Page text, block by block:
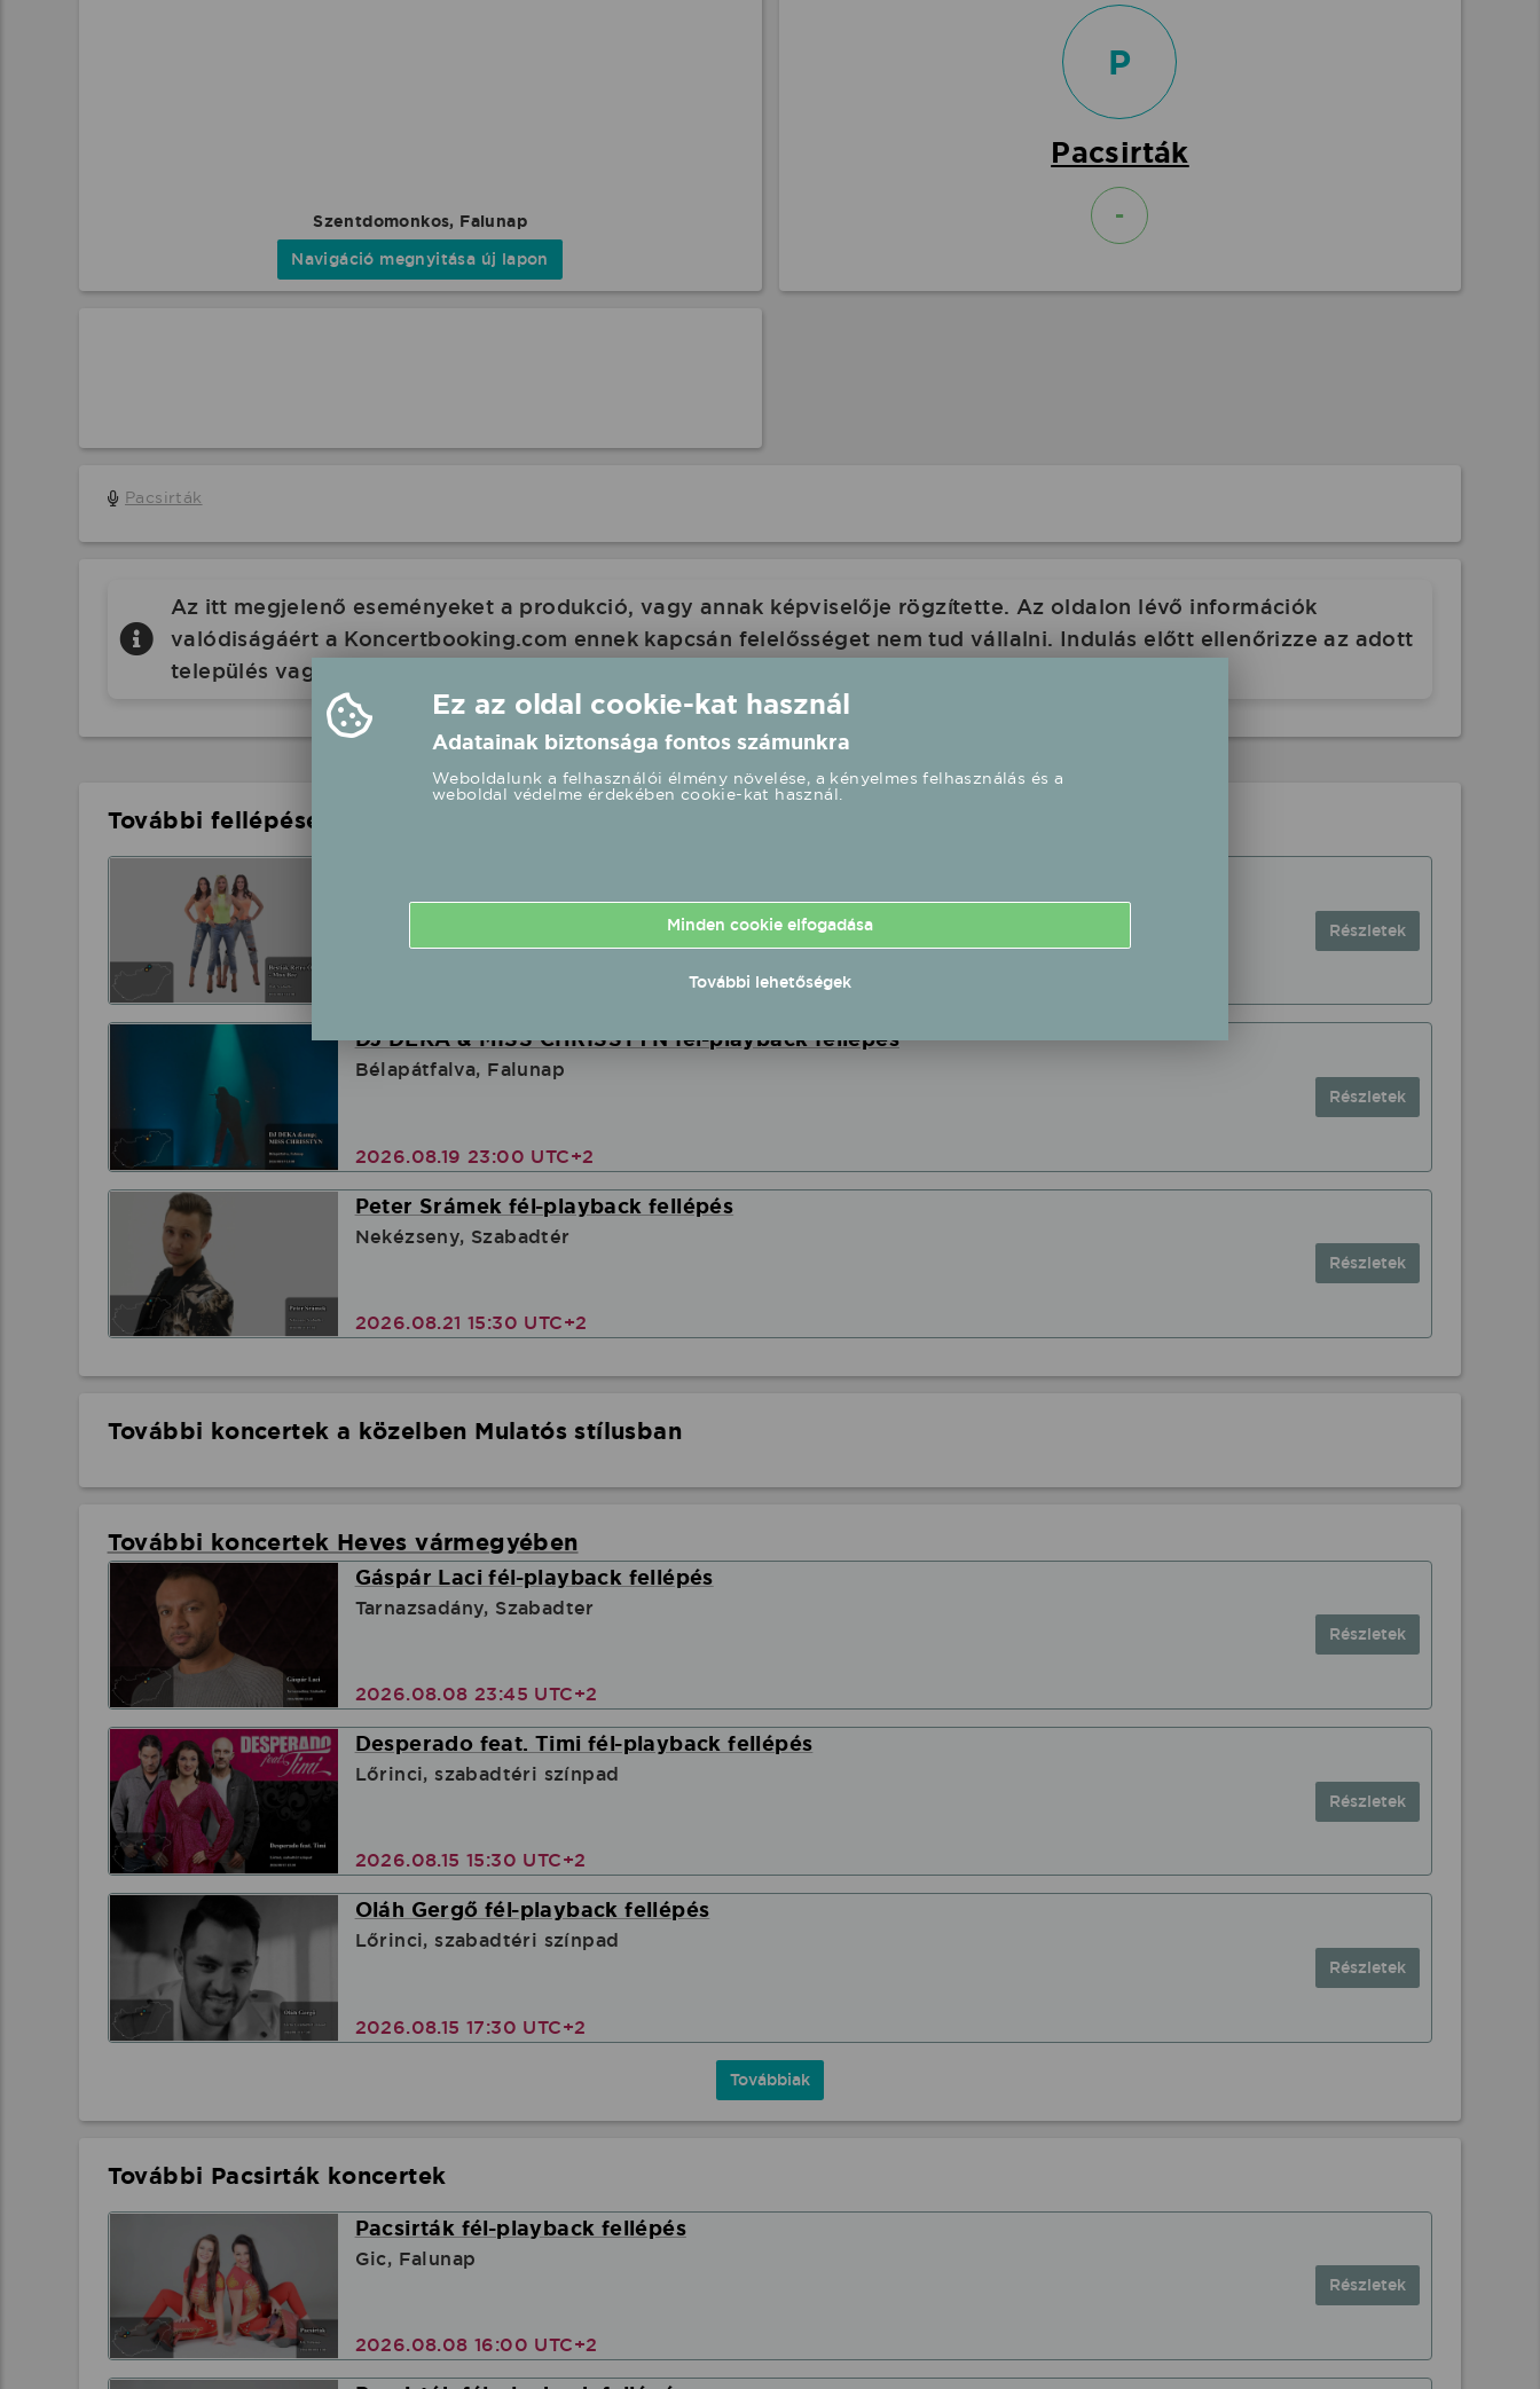
Szentdomonkos, Falunap
Navigáció megnyitása új lapon
P
Pacsirták
-
Pacsirták
Az itt megjelenő eseményeket a produkció, vagy annak képviselője rögzítette. Az oldalon lévő információk
valódiságáért a Koncertbooking.com ennek kapcsán felelősséget nem tud vállalni. Indulás előtt ellenőrizze az adott
település vagy eseményhelyszín oldalán is a rendezvény paramétereit.
További fellépések a közelben
Ózd, Szabadtér
Részletek
DJ DEKA & MISS CHRISSTYN fél-playback fellépés
Bélapátfalva, Falunap
2026.08.19 23:00 UTC+2
Részletek
Peter Srámek fél-playback fellépés
Nekézseny, Szabadtér
2026.08.21 15:30 UTC+2
Részletek
További koncertek a közelben Mulatós stílusban
További koncertek Heves vármegyében
Gáspár Laci fél-playback fellépés
Tarnazsadány, Szabadter
2026.08.08 23:45 UTC+2
Részletek
Desperado feat. Timi fél-playback fellépés
Lőrinci, szabadtéri színpad
2026.08.15 15:30 UTC+2
Részletek
Oláh Gergő fél-playback fellépés
Lőrinci, szabadtéri színpad
2026.08.15 17:30 UTC+2
Részletek
Továbbiak
További Pacsirták koncertek
Pacsirták fél-playback fellépés
Gic, Falunap
2026.08.08 16:00 UTC+2
Részletek
Ez az oldal cookie-kat használ
Adatainak biztonsága fontos számunkra
Weboldalunk a felhasználói élmény növelése, a kényelmes felhasználás és a
weboldal védelme érdekében cookie-kat használ.
Minden cookie elfogadása
További lehetőségek